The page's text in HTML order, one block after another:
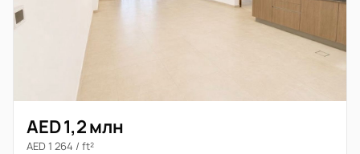
AED 1,2 млн
AED 1 264 / ft²